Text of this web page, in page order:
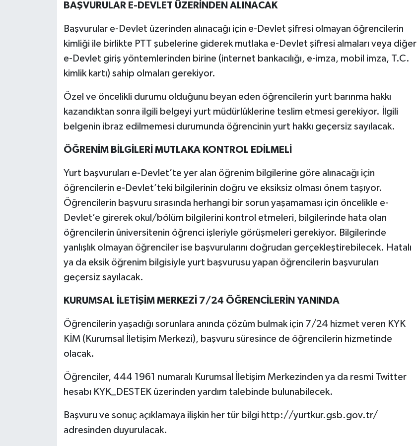
BAŞVURULAR E-DEVLET ÜZERİNDEN ALINACAK
Başvurular e-Devlet üzerinden alınacağı için e-Devlet şifresi olmayan öğrencilerin
kimliği ile birlikte PTT şubelerine giderek mutlaka e-Devlet şifresi almaları veya diğer
e-Devlet giriş yöntemlerinden birine (internet bankacılığı, e-imza, mobil imza, T.C.
kimlik kartı) sahip olmaları gerekiyor.
Özel ve öncelikli durumu olduğunu beyan eden öğrencilerin yurt barınma hakkı
kazandıktan sonra ilgili belgeyi yurt müdürlüklerine teslim etmesi gerekiyor. İlgili
belgenin ibraz edilmemesi durumunda öğrencinin yurt hakkı geçersiz sayılacak.
ÖĞRENİM BİLGİLERİ MUTLAKA KONTROL EDİLMELİ
Yurt başvuruları e-Devlet’te yer alan öğrenim bilgilerine göre alınacağı için
öğrencilerin e-Devlet’teki bilgilerinin doğru ve eksiksiz olması önem taşıyor.
Öğrencilerin başvuru sırasında herhangi bir sorun yaşamaması için öncelikle e-
Devlet’e girerek okul/bölüm bilgilerini kontrol etmeleri, bilgilerinde hata olan
öğrencilerin üniversitenin öğrenci işleriyle görüşmeleri gerekiyor. Bilgilerinde
yanlışlık olmayan öğrenciler ise başvurularını doğrudan gerçekleştirebilecek. Hatalı
ya da eksik öğrenim bilgisiyle yurt başvurusu yapan öğrencilerin başvuruları
geçersiz sayılacak.
KURUMSAL İLETİŞİM MERKEZİ 7/24 ÖĞRENCİLERİN YANINDA
Öğrencilerin yaşadığı sorunlara anında çözüm bulmak için 7/24 hizmet veren KYK
KİM (Kurumsal İletişim Merkezi), başvuru süresince de öğrencilerin hizmetinde
olacak.
Öğrenciler, 444 1961 numaralı Kurumsal İletişim Merkezinden ya da resmi Twitter
hesabı KYK_DESTEK üzerinden yardım talebinde bulunabilecek.
Başvuru ve sonuç açıklamaya ilişkin her tür bilgi http://yurtkur.gsb.gov.tr/
adresinden duyurulacak.